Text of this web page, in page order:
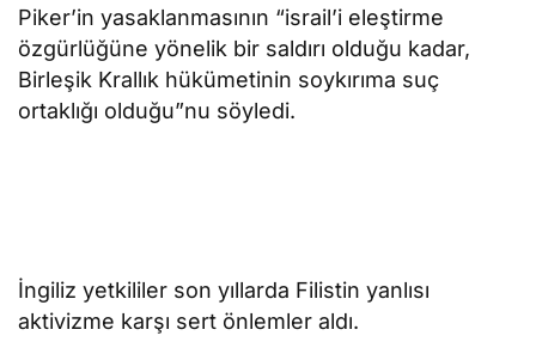
Piker’in yasaklanmasının “israil’i eleştirme
özgürlüğüne yönelik bir saldırı olduğu kadar,
Birleşik Krallık hükümetinin soykırıma suç
ortaklığı olduğu”nu söyledi.
İngiliz yetkililer son yıllarda Filistin yanlısı
aktivizme karşı sert önlemler aldı.